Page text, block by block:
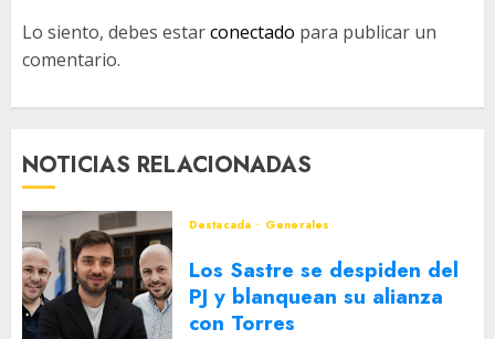
Lo siento, debes estarconectado para publicar un
comentario.
NOTICIAS RELACIONADAS
Destacada Generales
Los Sastre se despiden del
PJ y blanquean su alianza
con Torres